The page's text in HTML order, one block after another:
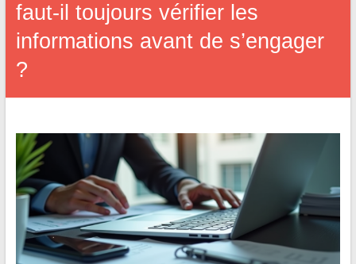
faut-il toujours vérifier les
informations avant de s’engager
?